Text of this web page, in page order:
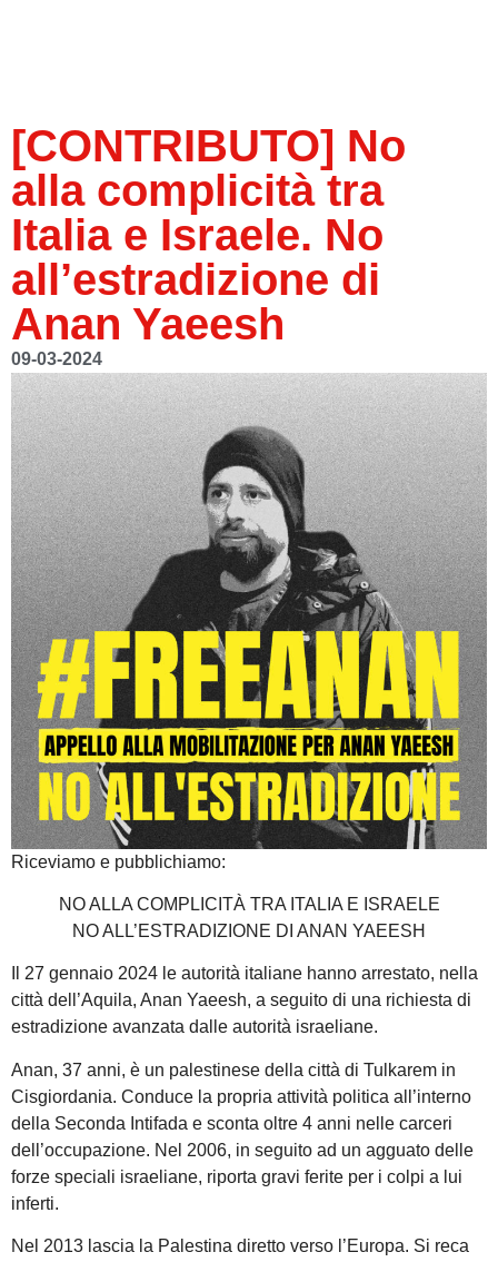
[CONTRIBUTO] No
alla complicità tra
Italia e Israele. No
all’estradizione di
Anan Yaeesh
09-03-2024
Riceviamo e pubblichiamo:
NO ALLA COMPLICITÀ TRA ITALIA E ISRAELE
NO ALL’ESTRADIZIONE DI ANAN YAEESH
Il 27 gennaio 2024 le autorità italiane hanno arrestato, nella
città dell’Aquila, Anan Yaeesh, a seguito di una richiesta di
estradizione avanzata dalle autorità israeliane.
Anan, 37 anni, è un palestinese della città di Tulkarem in
Cisgiordania. Conduce la propria attività politica all’interno
della Seconda Intifada e sconta oltre 4 anni nelle carceri
dell’occupazione. Nel 2006, in seguito ad un agguato delle
forze speciali israeliane, riporta gravi ferite per i colpi a lui
inferti.
Nel 2013 lascia la Palestina diretto verso l’Europa. Si reca